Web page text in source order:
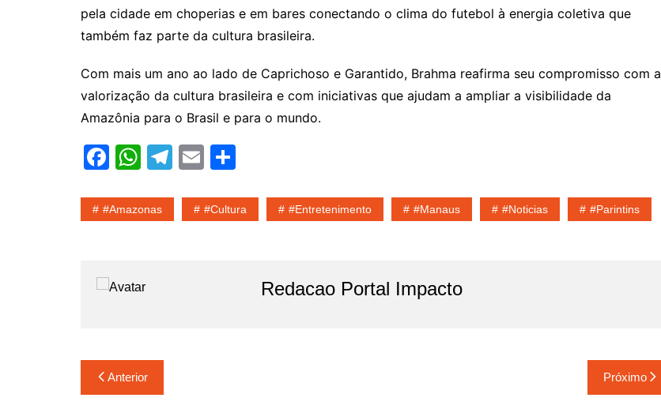
pela cidade em choperias e em bares conectando o clima do futebol à energia coletiva que
também faz parte da cultura brasileira.
Com mais um ano ao lado de Caprichoso e Garantido, Brahma reafirma seu compromisso com a
valorização da cultura brasileira e com iniciativas que ajudam a ampliar a visibilidade da
Amazônia para o Brasil e para o mundo.
F
c
o
W
at
p
T
e
E
ai ar
#amazonas #cultura #entretenimento #Manaus #noticias #parintins
Redacao Portal Impacto
Navegação
Anterior Próximo